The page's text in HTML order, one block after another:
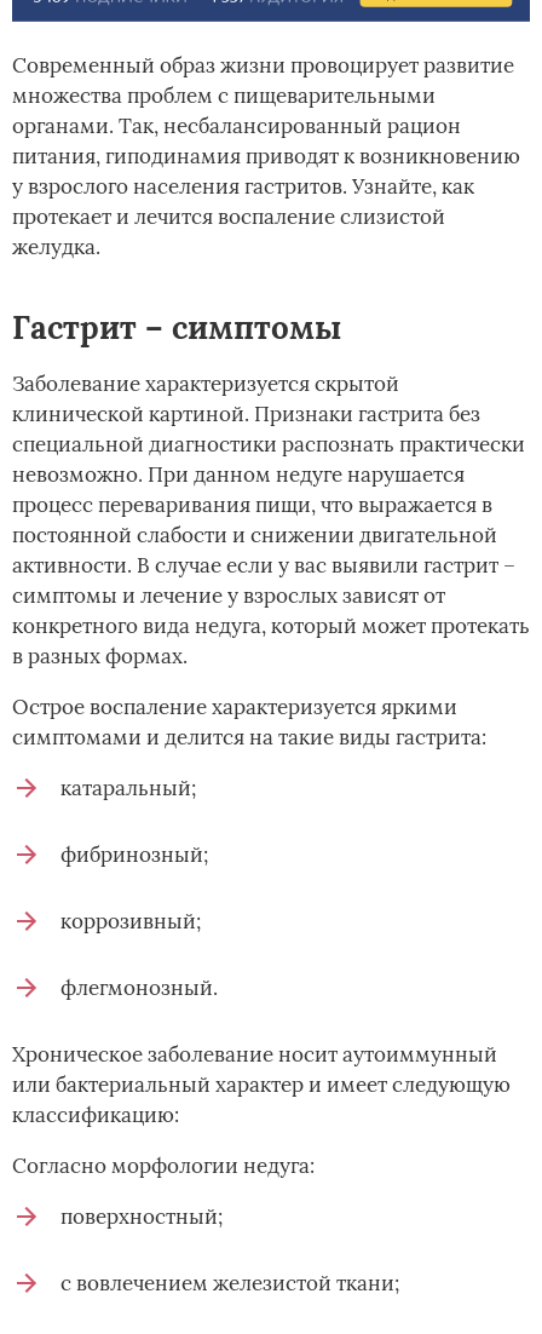
Современный образ жизни провоцирует развитие
множества проблем с пищеварительными
органами. Так, несбалансированный рацион
питания, гиподинамия приводят к возникновению
у взрослого населения гастритов. Узнайте, как
протекает и лечится воспаление слизистой
желудка.
Гастрит – симптомы
Заболевание характеризуется скрытой
клинической картиной. Признаки гастрита без
специальной диагностики распознать практически
невозможно. При данном недуге нарушается
процесс переваривания пищи, что выражается в
постоянной слабости и снижении двигательной
активности. В случае если у вас выявили гастрит –
симптомы и лечение у взрослых зависят от
конкретного вида недуга, который может протекать
в разных формах.
Острое воспаление характеризуется яркими
симптомами и делится на такие виды гастрита:
катаральный;
фибринозный;
коррозивный;
флегмонозный.
Хроническое заболевание носит аутоиммунный
или бактериальный характер и имеет следующую
классификацию:
Согласно морфологии недуга:
поверхностный;
с вовлечением железистой ткани;